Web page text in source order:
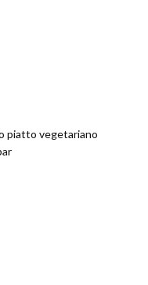
piatto vegetariano